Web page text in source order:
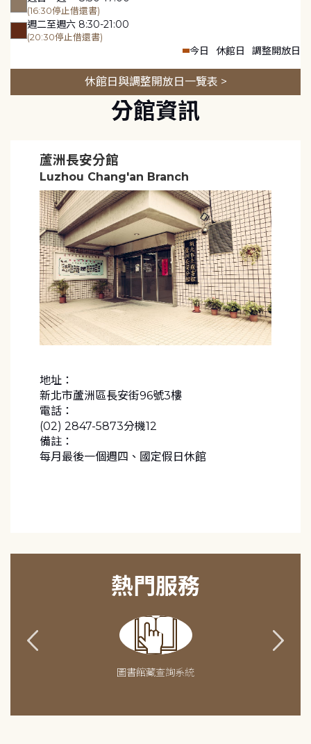
(16:30停止借還書)
週二至週六 8:30-21:00
(20:30停止借還書)
今日 休館日 調整開放日
休館日與調整開放日一覽表 >
分館資訊
蘆洲長安分館
Luzhou Chang'an Branch
地址：
新北市蘆洲區長安街96號3樓
電話：
(02) 2847-5873分機12
備註：
每月最後一個週四、國定假日休館
熱門服務
圖書館藏查詢系統